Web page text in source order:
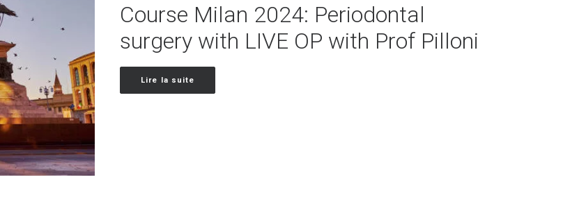
Course Milan 2024: Periodontal
surgery with LIVE OP with Prof Pilloni
Lire la suite